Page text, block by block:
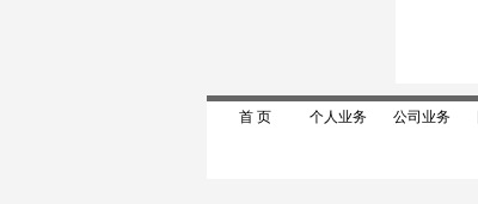
首 页 个人业务 公司业务